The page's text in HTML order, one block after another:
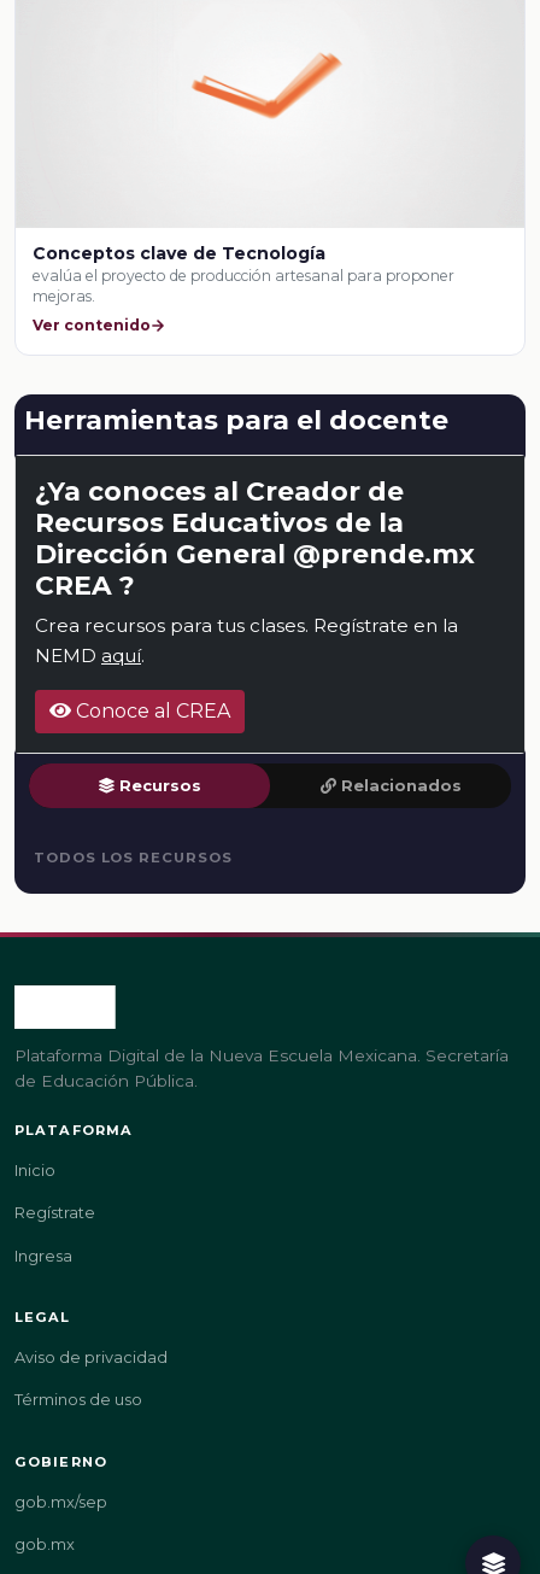
Conceptos clave de Tecnología
evalúa el proyecto de producción artesanal para proponer
mejoras.
Ver contenido
Herramientas para el docente
¿Ya conoces al Creador de
Recursos Educativos de la
Dirección General @prende.mx
CREA ?
Crea recursos para tus clases. Regístrate en la
NEMD aquí.
Conoce al CREA
Recursos Relacionados
TODOS LOS RECURSOS
Plataforma Digital de la Nueva Escuela Mexicana. Secretaría
de Educación Pública.
PLATAFORMA
Inicio
Regístrate
Ingresa
LEGAL
Aviso de privacidad
Términos de uso
GOBIERNO
gob.mx/sep
gob.mx